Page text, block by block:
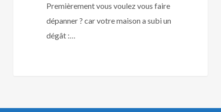
Premièrement vous voulez vous faire
dépanner ? car votre maison a subi un
dégât :…